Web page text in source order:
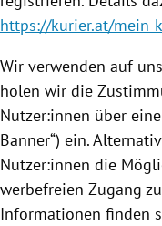
https://kurier.at/mein-
Wir verwenden auf
holen wir die
Nutzer:innen über
Banner“) ein.
Nutzer:innen die
werbefreien Zugang
Informationen finden